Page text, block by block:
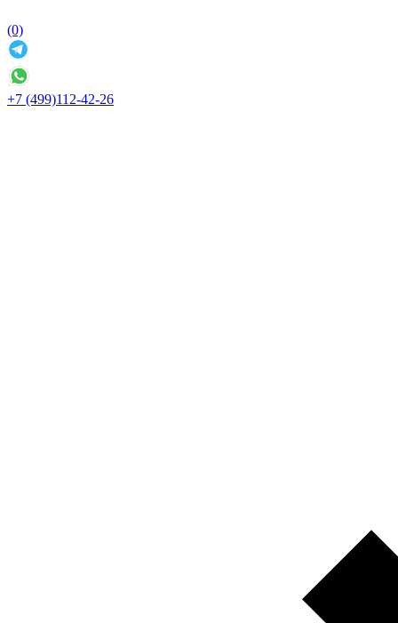
(0)
+7 (499)112-42-26